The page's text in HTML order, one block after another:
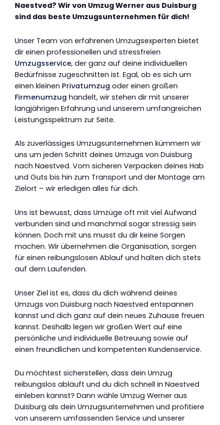
Naestved? Wir von Umzug Werner aus Duisburg
sind das beste Umzugsunternehmen für dich!
Unser Team von erfahrenen Umzugsexperten bietet
dir einen professionellen und stressfreien
Umzugsservice, der ganz auf deine individuellen
Bedürfnisse zugeschnitten ist. Egal, ob es sich um
einen kleinen Privatumzug oder einen großen
Firmenumzug handelt, wir stehen dir mit unserer
langjährigen Erfahrung und unserem umfangreichen
Leistungsspektrum zur Seite.
Als zuverlässiges Umzugsunternehmen kümmern wir
uns um jeden Schritt deines Umzugs von Duisburg
nach Naestved. Vom sicheren Verpacken deines Hab
und Guts bis hin zum Transport und der Montage am
Zielort – wir erledigen alles für dich.
Uns ist bewusst, dass Umzüge oft mit viel Aufwand
verbunden sind und manchmal sogar stressig sein
können. Doch mit uns musst du dir keine Sorgen
machen. Wir übernehmen die Organisation, sorgen
für einen reibungslosen Ablauf und halten dich stets
auf dem Laufenden.
Unser Ziel ist es, dass du dich während deines
Umzugs von Duisburg nach Naestved entspannen
kannst und dich ganz auf dein neues Zuhause freuen
kannst. Deshalb legen wir großen Wert auf eine
persönliche und individuelle Betreuung sowie auf
einen freundlichen und kompetenten Kundenservice.
Du möchtest sicherstellen, dass dein Umzug
reibungslos abläuft und du dich schnell in Naestved
einleben kannst? Dann wähle Umzug Werner aus
Duisburg als dein Umzugsunternehmen und profitiere
von unserem umfassenden Service und unserer